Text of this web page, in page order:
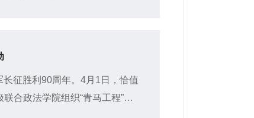
征胜利90周年。4月1日，恰值
合政法学院组织“青马工程”学